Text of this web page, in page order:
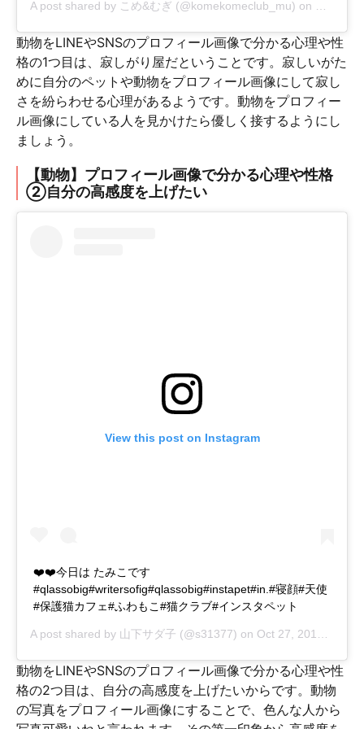
A post shared by こめ&むぎ (@komekomeclub_mu) on
動物をLINEやSNSのプロフィール画像で分かる心理や性
格の1つ目は、寂しがり屋だということです。寂しいがた
めに自分のペットや動物をプロフィール画像にして寂し
さを紛らわせる心理があるようです。動物をプロフィー
ル画像にしている人を見かけたら優しく接するようにし
ましょう。
【動物】プロフィール画像で分かる心理や性格
②自分の高感度を上げたい
View this post on Instagram
❤️❤️今日は たみこです
#qlassobig#writersofig#qlassobig#instapet#in.#寝顔#天使
#保護猫カフェ#ふわもこ#猫クラブ#インスタペット
A post shared by 山下サダ子 (@s31377) on Oct 27, 2018 at 8:31pm PDT
動物をLINEやSNSのプロフィール画像で分かる心理や性
格の2つ目は、自分の高感度を上げたいからです。動物
の写真をプロフィール画像にすることで、色んな人から